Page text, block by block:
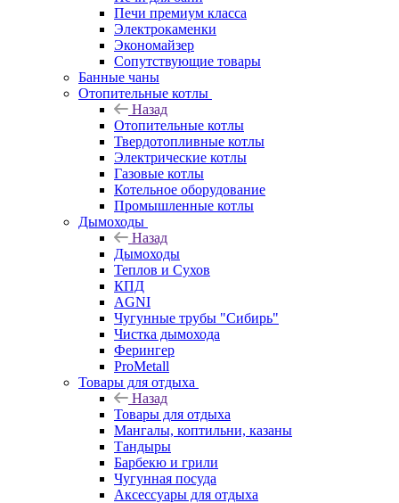
Печи премиум класса
Электрокаменки
Экономайзер
Сопутствующие товары
Банные чаны
Отопительные котлы
Назад
Отопительные котлы
Твердотопливные котлы
Электрические котлы
Газовые котлы
Котельное оборудование
Промышленные котлы
Дымоходы
Назад
Дымоходы
Теплов и Сухов
КПД
AGNI
Чугунные трубы "Сибирь"
Чистка дымохода
Ферингер
ProMetall
Товары для отдыха
Назад
Товары для отдыха
Мангалы, коптильни, казаны
Тандыры
Барбекю и грили
Чугунная посуда
Аксессуары для отдыха